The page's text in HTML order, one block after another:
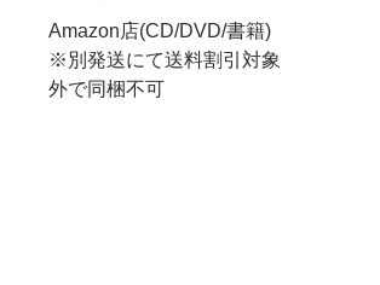
Amazon店(CD/DVD/書籍)
※別発送にて送料割引対象
外で同梱不可